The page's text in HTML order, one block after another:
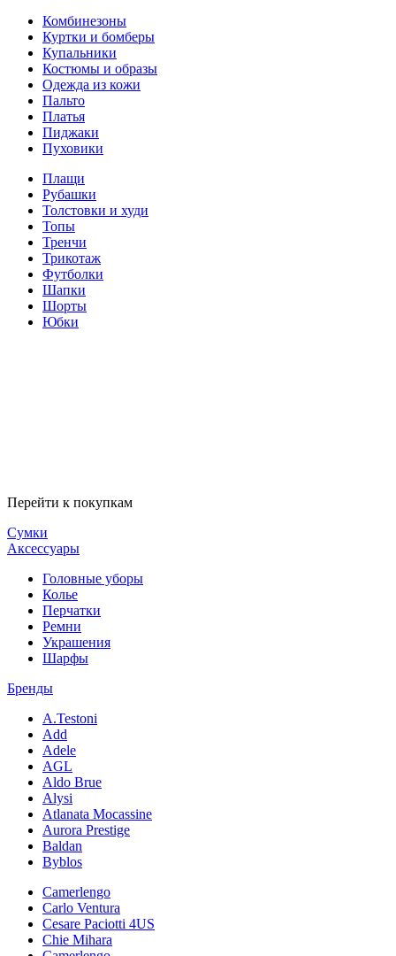
Комбинезоны
Куртки и бомберы
Купальники
Костюмы и образы
Одежда из кожи
Пальто
Платья
Пиджаки
Пуховики
Плащи
Рубашки
Толстовки и худи
Топы
Тренчи
Трикотаж
Футболки
Шапки
Шорты
Юбки
Перейти к покупкам
Сумки
Аксессуары
Головные уборы
Колье
Перчатки
Ремни
Украшения
Шарфы
Бренды
A.Testoni
Add
Adele
AGL
Aldo Brue
Alysi
Atlanata Mocassine
Aurora Prestige
Baldan
Byblos
Camerlengo
Carlo Ventura
Cesare Paciotti 4US
Chie Mihara